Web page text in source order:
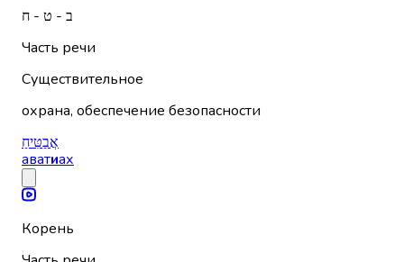
ב - ט - ח
Часть речи
Существительное
охрана, обеспечение безопасности
אֲבַטִּיחַ
аватиах
Корень